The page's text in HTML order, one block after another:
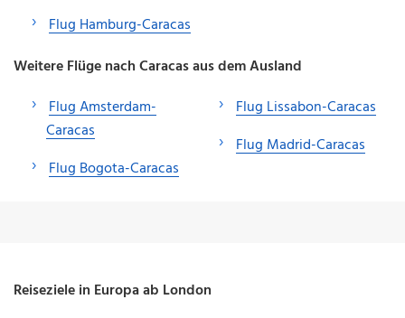
Flug Hamburg-Caracas
Weitere Flüge nach Caracas aus dem Ausland
Flug Amsterdam-
Caracas
Flug Bogota-Caracas
Flug Lissabon-Caracas
Flug Madrid-Caracas
Reiseziele in Europa ab London